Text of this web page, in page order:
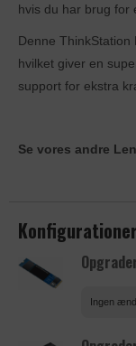
hvis du har brug for
Denne ThinkStation
hvilket giver en
support for ekstra
Se vores andre
Ingen